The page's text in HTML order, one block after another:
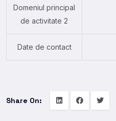
Domeniul principal
de activitate 2
Date de contact
Share On: